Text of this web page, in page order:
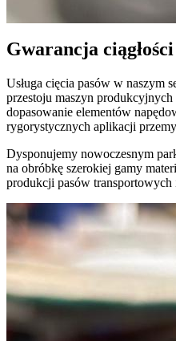
Gwarancja
Usługa cięcia pasów w naszym
przestoju maszyn
dopasowanie elementów
rygorystycznych aplikacji
Dysponujemy nowoczesnym
na obróbkę szerokiej gamy
produkcji pasów transportowych